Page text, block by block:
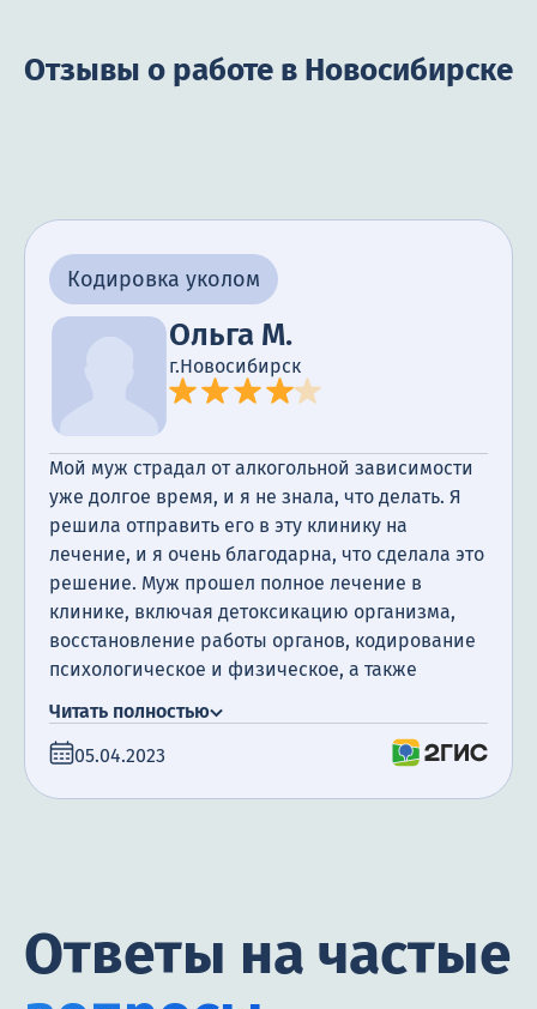
Отзывы о работе в Новосибирске
Кодировка уколом
Ольга М.
г.Новосибирск
Мой муж страдал от алкогольной зависимости
уже долгое время, и я не знала, что делать. Я
решила отправить его в эту клинику на
лечение, и я очень благодарна, что сделала это
решение. Муж прошел полное лечение в
клинике, включая детоксикацию организма,
восстановление работы органов, кодирование
психологическое и физическое, а также
благодарна за поддержку, которую мы
получили. Сегодня прошло уже полгода с того
Читать полностью
05.04.2023
Ответы на частые